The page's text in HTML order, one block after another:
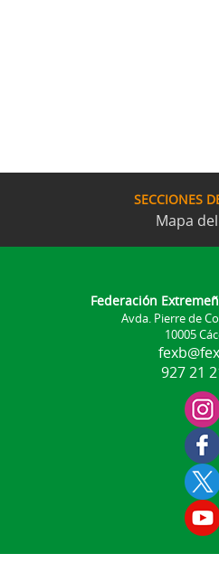
SECCIONES
Mapa
Federación
Avda. Pierre de
10005
927 21